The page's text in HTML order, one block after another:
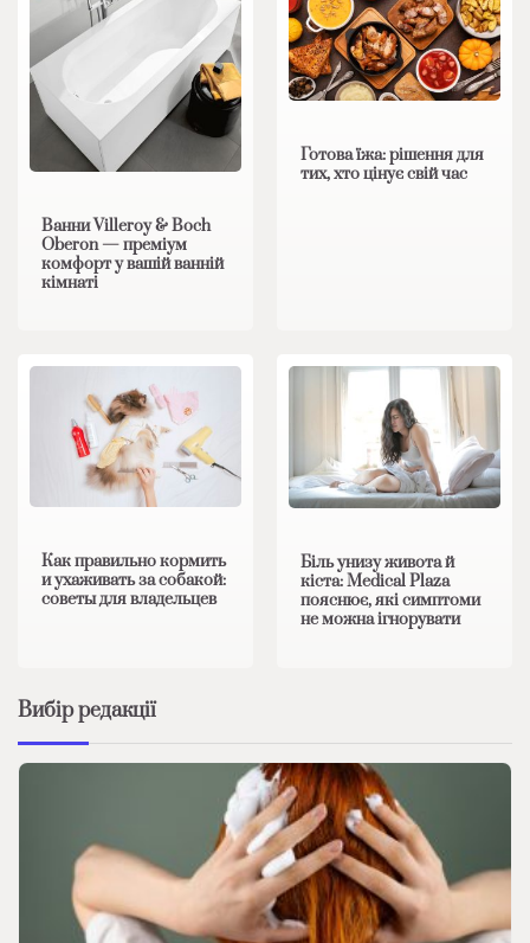
Ванни Villeroy & Boch
Oberon — преміум
комфорт у вашій ванній
кімнаті
Готова їжа: рішення для
тих, хто цінує свій час
Как правильно кормить
и ухаживать за собакой:
советы для владельцев
Біль унизу живота й
кіста: Medical Plaza
пояснює, які симптоми
не можна ігнорувати
Вибір редакції